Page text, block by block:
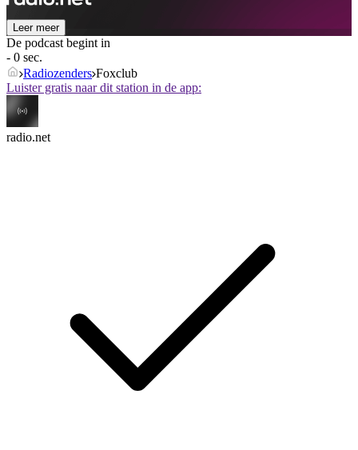
Leer meer
De podcast begint in
- 0 sec.
Radiozenders Foxclub
Luister gratis naar dit station in de app:
radio.net